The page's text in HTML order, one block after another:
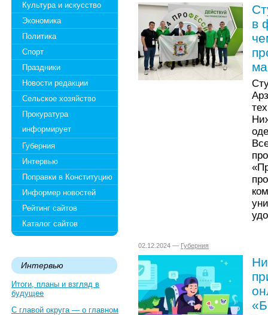
Культура и искусство
Экономика
Политика
Спорт
Праздники
Новости редакции
Сельское хозяйство
Прокуратура
информирует
Губерния
Интервью
Поправки в Конституцию
Информер новостей
Рейтинг сайтов
Каталог сайтов
Интервью
Итоги, планы и взгляд в
будущее
С главой округа — о главном
в
02.12.2024 — Губерния